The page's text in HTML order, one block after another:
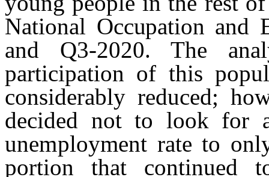
National Occupation and
and Q3-2020. The
participation of this
considerably reduced;
decided not to look for
unemploymentrate to
portion that continued